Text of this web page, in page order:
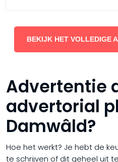
BEKIJK HET VOLLEDIGE
Advertentie
advertorial
Damwâld?
Hoe het werkt? Je hebt de
te schrijven of dit geheel uit